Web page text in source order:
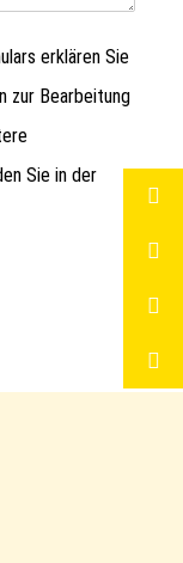
erklären Sie
zur Bearbeitung
Sie in der